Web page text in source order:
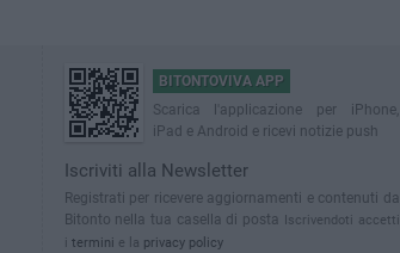
BITONTOVIVA APP
Scarica l'applicazione per iPhone,
iPad e Android e ricevi notizie push
Iscriviti alla Newsletter
Registrati per ricevere aggiornamenti e contenuti da
Bitonto nella tua casella di posta Iscrivendoti accetti
i termini e la privacy policy